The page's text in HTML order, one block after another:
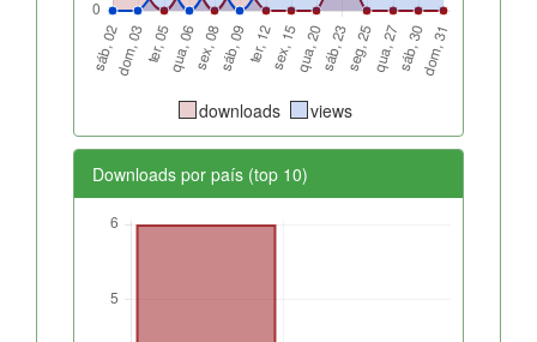
downloads views
Downloads por país (top 10)